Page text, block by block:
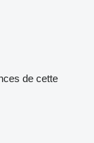
de cette